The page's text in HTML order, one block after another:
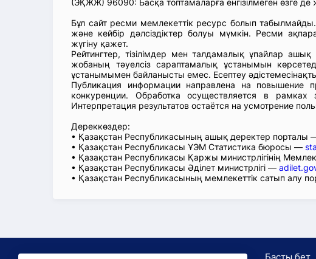
(ЭҚЖЖ) 96090: Басқа топтамаларға енгізілмеген өзге де
Бұл сайт ресми мемлекеттік ресурс болып
және кейбір дәлсіздіктер болуы мүмкін. Ресми
жүгіну қажет.
Рейтингтер, тізілімдер мен талдамалық ұпайлар ашық
жобаның тәуелсіз сараптамалық ұстанымын
ұстанымымен байланысты емес. Есептеу
Публикация информации направлена на повышение
конкуренции. Обработка осуществляется в рамках
Интерпретация результатов остаётся на усмотрение
Дереккөздер:
• Қазақстан Республикасының ашық деректер порталы
• Қазақстан Республикасы ҰЭМ Статистика бюросы —
• Қазақстан Республикасы Қаржы министрлігінің
• Қазақстан Республикасы Әділет министрлігі —
• Қазақстан Республикасының мемлекеттік сатып алу